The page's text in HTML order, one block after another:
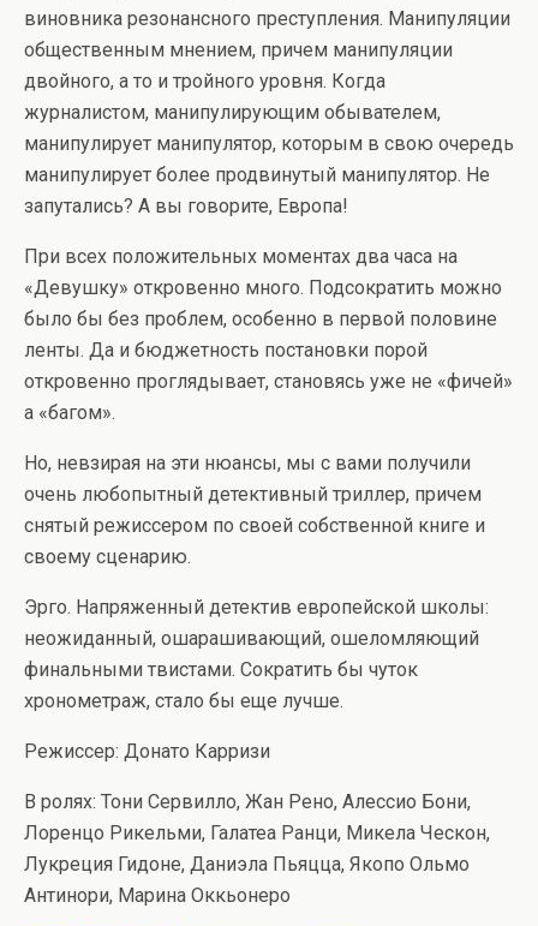
виновника резонансного преступления. Манипуляции
общественным мнением, причем манипуляции
двойного, а то и тройного уровня. Когда
журналистом, манипулирующим обывателем,
манипулирует манипулятор, которым в свою очередь
манипулирует более продвинутый манипулятор. Не
запутались? А вы говорите, Европа!
При всех положительных моментах два часа на
«Девушку» откровенно много. Подсократить можно
было бы без проблем, особенно в первой половине
ленты. Да и бюджетность постановки порой
откровенно проглядывает, становясь уже не «фичей»
а «багом».
Но, невзирая на эти нюансы, мы с вами получили
очень любопытный детективный триллер, причем
снятый режиссером по своей собственной книге и
своему сценарию.
Эрго. Напряженный детектив европейской школы:
неожиданный, ошарашивающий, ошеломляющий
финальными твистами. Сократить бы чуток
хронометраж, стало бы еще лучше.
Режиссер: Донато Карризи
В ролях: Тони Сервилло, Жан Рено, Алессио Бони,
Лоренцо Рикельми, Галатеа Ранци, Микела Ческон,
Лукреция Гидоне, Даниэла Пьяцца, Якопо Ольмо
Антинори, Марина Оккьонеро